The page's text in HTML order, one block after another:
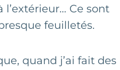
Ce sont
feuilletés.
quand j’ai fait des